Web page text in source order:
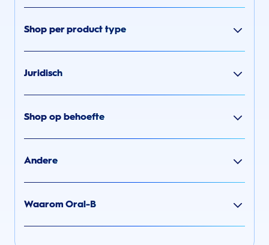
Shop per product type
Juridisch
Shop op behoefte
Andere
Waarom Oral-B